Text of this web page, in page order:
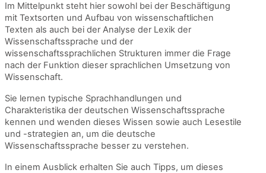
Im Mittelpunkt steht hier sowohl bei der Beschäftigung
mit Textsorten und Aufbau von wissenschaftlichen
Texten als auch bei der Analyse der Lexik der
Wissenschaftssprache und der
wissenschaftssprachlichen Strukturen immer die Frage
nach der Funktion dieser sprachlichen Umsetzung von
Wissenschaft.
Sie lernen typische Sprachhandlungen und
Charakteristika der deutschen Wissenschaftssprache
kennen und wenden dieses Wissen sowie auch Lesestile
und -strategien an, um die deutsche
Wissenschaftssprache besser zu verstehen.
In einem Ausblick erhalten Sie auch Tipps, um dieses